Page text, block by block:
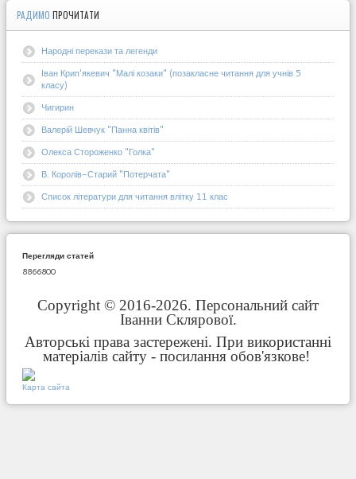
РАДИМО ПРОЧИТАТИ
Народні перекази та легенди
Іван Крип'якевич "Малі козаки" (позакласне читання для учнів 5
класу)
Чигирин
Валерій Шевчук "Панна квітів"
Олекса Стороженко "Голка"
В. Королів-Старий "Потерчата"
Список літератури для читання влітку 11 клас
Перегляди статей
8866800
Copyright © 2016-2026. Персональний сайт
Іванни Склярової.
Авторські права застережені. При використанні
матеріалів сайту - посилання обов'язкове!
Карта сайта